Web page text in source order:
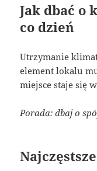
Jak dbać o
co dzień
Utrzymanie
element lokalu
miejsce staje się
Porada: dbaj o